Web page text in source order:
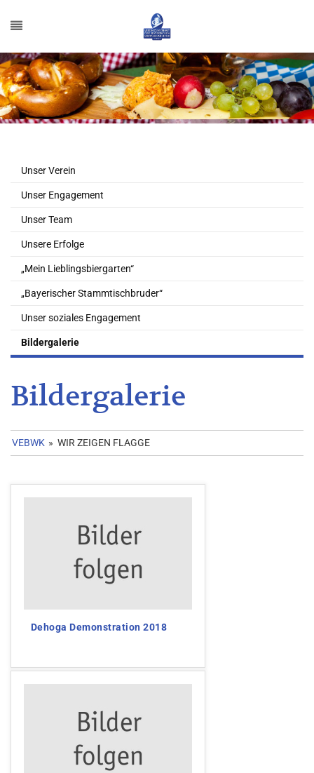
Unser Verein
Unser Engagement
Unser Team
Unsere Erfolge
„Mein Lieblingsbiergarten“
„Bayerischer Stammtischbruder“
Unser soziales Engagement
Bildergalerie
Bildergalerie
VEBWK » WIR ZEIGEN FLAGGE
Dehoga Demonstration 2018